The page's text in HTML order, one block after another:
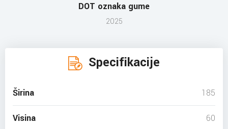
DOT oznaka gume
2025
Specifikacije
Širina 185
Visina 60